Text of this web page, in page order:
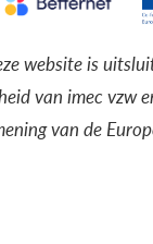
website is
van imec vzw
van de